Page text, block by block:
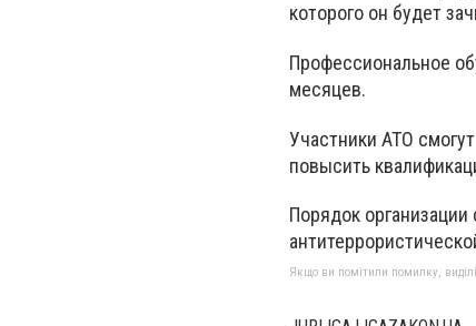
которого он будет
Профессиональное
месяцев.
Участники АТО
повысить
Порядок
Якщо ви помітили помилку,